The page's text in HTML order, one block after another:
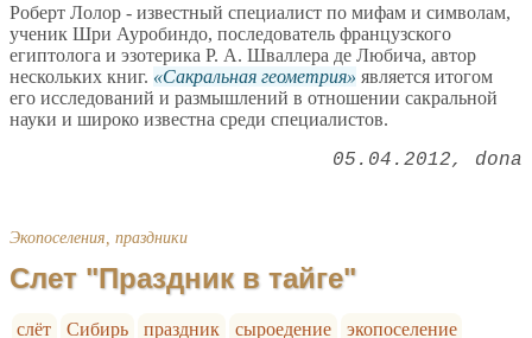
Роберт Лолор - известный специалист по мифам и символам,
ученик Шри Ауробиндо, последователь французского
египтолога и эзотерика Р. А. Шваллера де Любича, автор
нескольких книг.
Сакральная геометрия
является итогом
его исследований и размышлений в отношении сакральной
науки и широко известна среди специалистов.
05.04.2012 dona
Экопоселения, праздники
Слет "Праздник в тайге"
слёт Сибирь праздник сыроедение экопоселение